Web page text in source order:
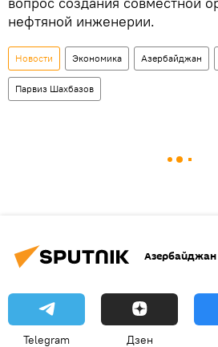
нефтяной инженерии.
Новости Экономика Азербайджан
Парвиз Шахбазов
Азербайджан
Telegram Дзен